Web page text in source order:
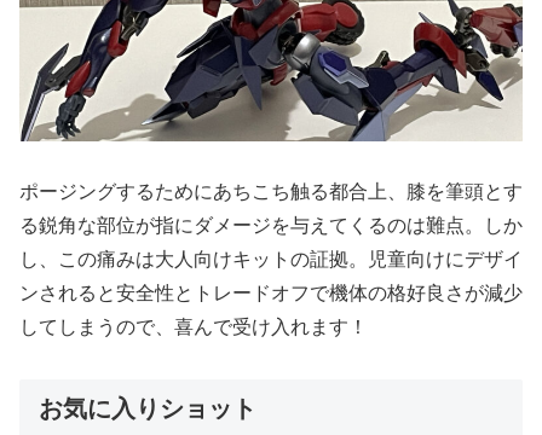
ポージングするためにあちこち触る都合上、膝を筆頭とす
る鋭角な部位が指にダメージを与えてくるのは難点。しか
し、この痛みは大人向けキットの証拠。児童向けにデザイ
ンされると安全性とトレードオフで機体の格好良さが減少
してしまうので、喜んで受け入れます！
お気に入りショット